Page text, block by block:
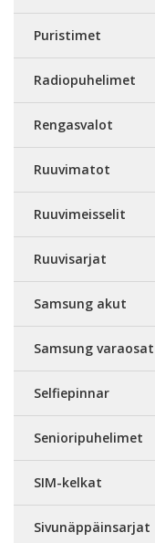
Puristimet
Radiopuhelimet
Rengasvalot
Ruuvimatot
Ruuvimeisselit
Ruuvisarjat
Samsung akut
Samsung varaosat
Selfiepinnar
Senioripuhelimet
SIM-kelkat
Sivunäppäinsarjat